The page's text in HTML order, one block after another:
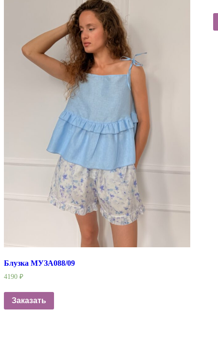
Блузка МУЗА088/09
4190 ₽
Заказать